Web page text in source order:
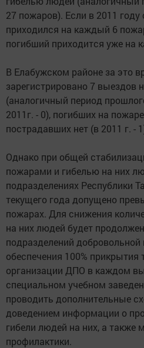
27 пожаров). Если в 2011
приходился на каждый 6
погибший приходится уже на
В Елабужском районе за это
зарегистрировано 7 выездов
(аналогичный период
2011г. - 0), погибших на
пострадавших нет (в 2011 г. -
Однако при общей
пожарами и гибелью на них
подразделениях Республики
текущего года допущено
пожарах. Для снижения
на них людей будет
подразделений
обеспечения 100% прикрытия
организации ДПО в каждом
специальном учебном
проводить дополнительные
доведением информации о
гибели людей на них, а также
профилактики.